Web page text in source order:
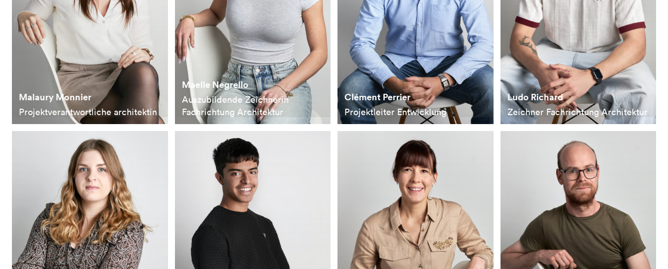
Malaury Monnier
Projektverantwortliche architektin
Maelle Negrello
Auszubildende Zeichnerin
Fachrichtung Architektur
Clément Perrier
Projektleiter Entwicklung
Ludo Richard
Zeichner Fachrichtung Architektur